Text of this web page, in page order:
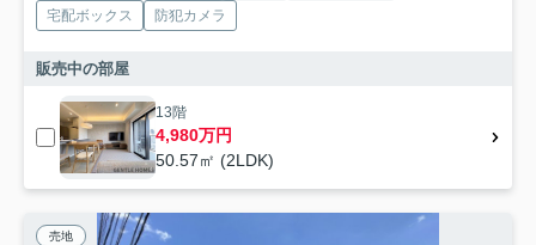
宅配ボックス
防犯カメラ
販売中の部屋
13階
4,980万円
50.57㎡ (2LDK)
売地